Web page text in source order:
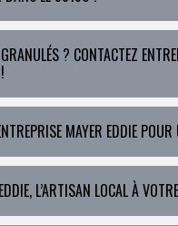
? CONTACTEZ
MAYER EDDIE POUR
L’ARTISAN LOCAL À